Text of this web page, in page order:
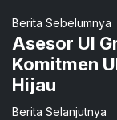
Berita Sebelumnya
Asesor UI
Komitmen
Hijau
Berita Selanjutnya